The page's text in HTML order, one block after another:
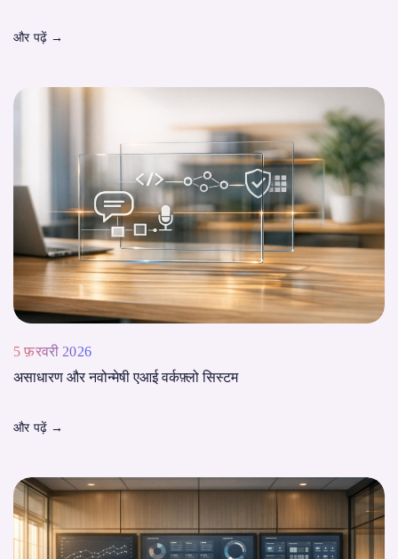
और पढ़ें →
5 फ़रवरी 2026
असाधारण और नवोन्मेषी एआई वर्कफ़्लो सिस्टम
और पढ़ें →